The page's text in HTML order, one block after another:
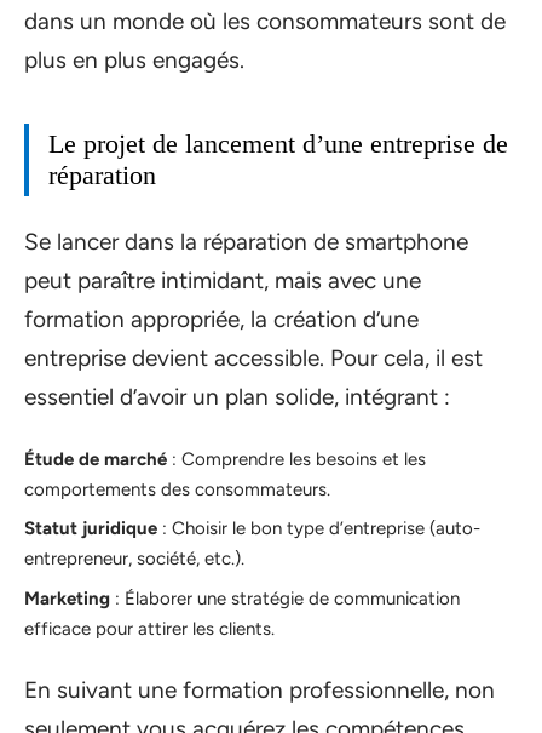
dans un monde où les consommateurs sont de
plus en plus engagés.
Le projet de lancement d’une entreprise de
réparation
Se lancer dans la réparation de smartphone
peut paraître intimidant, mais avec une
formation appropriée, la création d’une
entreprise devient accessible. Pour cela, il est
essentiel d’avoir un plan solide, intégrant :
Étude de marché : Comprendre les besoins et les
comportements des consommateurs.
Statut juridique : Choisir le bon type d’entreprise (auto-
entrepreneur, société, etc.).
Marketing : Élaborer une stratégie de communication
efficace pour attirer les clients.
En suivant une formation professionnelle, non